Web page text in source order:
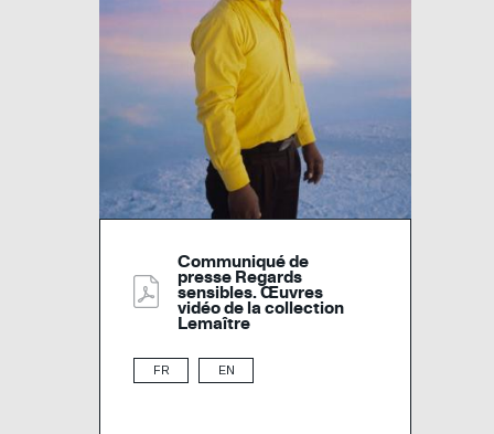
Communiqué de
presse Regards
sensibles. Œuvres
vidéo de la collection
Lemaître
FR EN